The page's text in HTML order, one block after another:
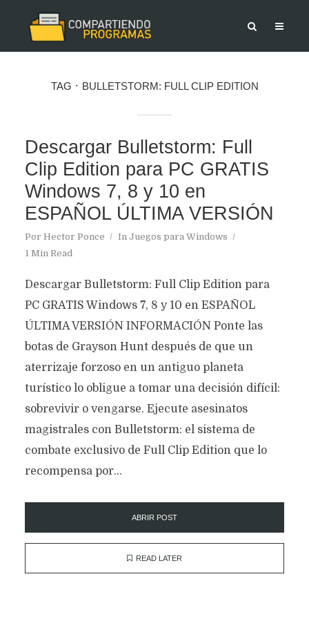
TAG BULLETSTORM: FULL CLIP EDITION
Descargar Bulletstorm: Full
Clip Edition para PC GRATIS
Windows 7, 8 y 10 en
ESPAÑOL ÚLTIMA VERSIÓN
Por Hector Ponce In Juegos para Windows
1 Min Read
Descargar Bulletstorm: Full Clip Edition para
PC GRATIS Windows 7, 8 y 10 en ESPAÑOL
ÚLTIMA VERSIÓN INFORMACIÓN Ponte las
botas de Grayson Hunt después de que un
aterrizaje forzoso en un antiguo planeta
turístico lo obligue a tomar una decisión difícil:
sobrevivir o vengarse. Ejecute asesinatos
magistrales con Bulletstorm: el sistema de
combate exclusivo de Full Clip Edition que lo
recompensa por...
ABRIR POST
READ LATER